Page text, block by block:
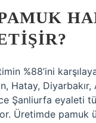
%88’ini
Hatay, Diyarbakır,
Şanliurfa eyaleti
Üretimde pamuk